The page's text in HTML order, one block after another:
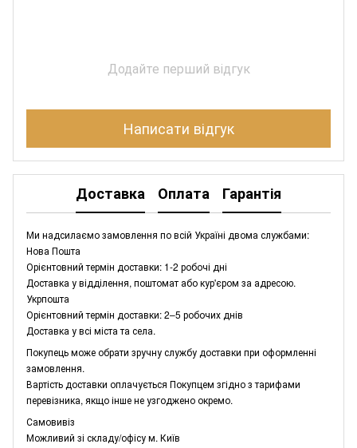
Додайте перший відгук
Написати відгук
Доставка Оплата Гарантія
Ми надсилаємо замовлення по всій Україні двома службами:
Нова Пошта
Орієнтовний термін доставки: 1-2 робочі дні
Доставка у відділення, поштомат або кур'єром за адресою.
Укрпошта
Орієнтовний термін доставки: 2–5 робочих днів
Доставка у всі міста та села.
Покупець може обрати зручну службу доставки при оформленні
замовлення.
Вартість доставки оплачується Покупцем згідно з тарифами
перевізника, якщо інше не узгоджено окремо.
Самовивіз
Можливий зі складу/офісу м. Київ